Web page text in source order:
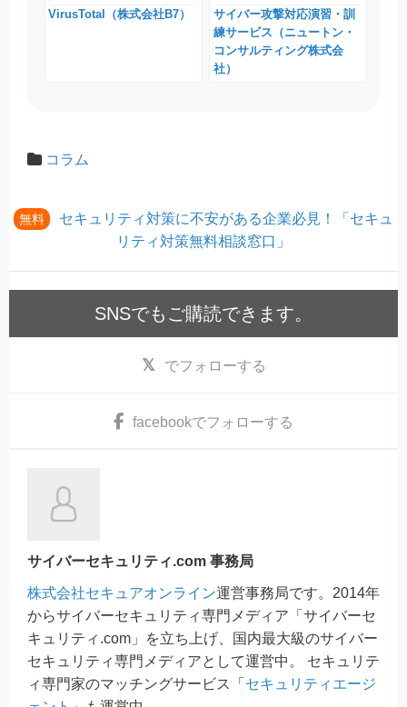
VirusTotal（株式会社B7）
サイバー攻撃対応演習・訓
練サービス（ニュートン・
コンサルティング株式会
社）
コラム
無料
セキュリティ対策に不安がある企業必見！「セキュ
リティ対策無料相談窓口」
SNSでもご購読できます。
でフォローする
facebookでフォローする
サイバーセキュリティ.com 事務局
株式会社セキュアオンライン運営事務局です。2014年
からサイバーセキュリティ専門メディア「サイバーセ
キュリティ.com」を立ち上げ、国内最大級のサイバー
セキュリティ専門メディアとして運営中。 セキュリテ
ィ専門家のマッチングサービス「 セキュリティエージ